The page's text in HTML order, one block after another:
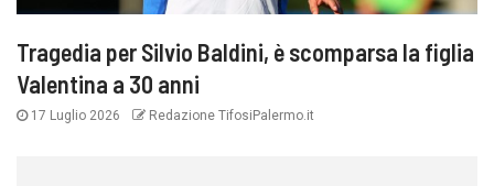
Tragedia per Silvio Baldini, è scomparsa la figlia
Valentina a 30 anni
17 Luglio 2026 Redazione TifosiPalermo.it